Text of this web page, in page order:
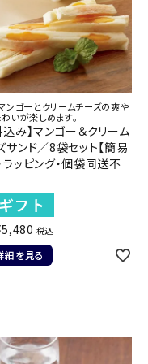
ンゴーとクリームチーズの爽や
いが楽しめます。
込み】マンゴー＆クリーム
サンド／8袋セット【簡易
ラッピング・個袋同送不
5,480 税込
細を見る